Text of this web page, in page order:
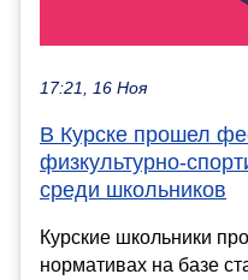
17:21, 16 Ноя
В Курске прошел
физкультурно-
среди школьников
Курские школьники
нормативах на базе